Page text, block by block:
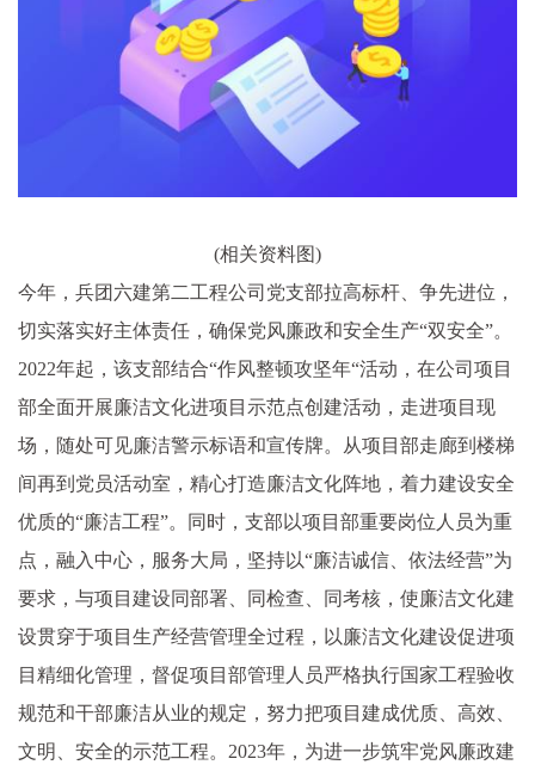
(相关资料图)
今年，兵团六建第二工程公司党支部拉高标杆、争先进位，
切实落实好主体责任，确保党风廉政和安全生产“双安全”。
2022年起，该支部结合“作风整顿攻坚年“活动，在公司项目
部全面开展廉洁文化进项目示范点创建活动，走进项目现
场，随处可见廉洁警示标语和宣传牌。从项目部走廊到楼梯
间再到党员活动室，精心打造廉洁文化阵地，着力建设安全
优质的“廉洁工程”。同时，支部以项目部重要岗位人员为重
点，融入中心，服务大局，坚持以“廉洁诚信、依法经营”为
要求，与项目建设同部署、同检查、同考核，使廉洁文化建
设贯穿于项目生产经营管理全过程，以廉洁文化建设促进项
目精细化管理，督促项目部管理人员严格执行国家工程验收
规范和干部廉洁从业的规定，努力把项目建成优质、高效、
文明、安全的示范工程。2023年，为进一步筑牢党风廉政建